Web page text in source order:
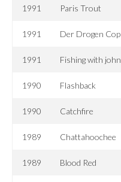
1991 Paris Trout
1991 Der Drogen Cop
1991 Fishing with john
1990 Flashback
1990 Catchfire
1989 Chattahoochee
1989 Blood Red